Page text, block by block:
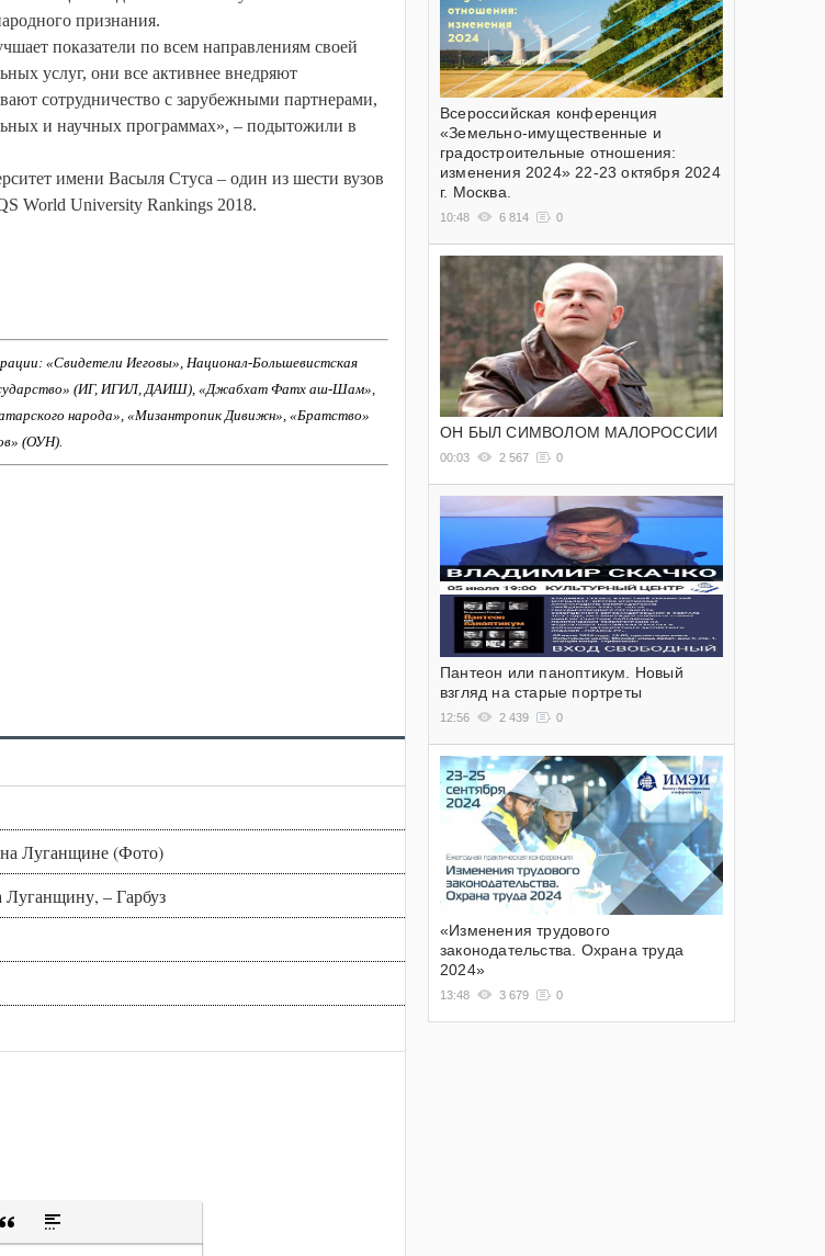
признания.
показатели по всем направлениям своей
услуг, они все активнее внедряют
сотрудничество с зарубежными партнерами,
и научных программах», – подытожили в
имени Васыля Стуса – один из шести вузов
World University Rankings 2018.
«Свидетели Иеговы», Национал-Большевистская
(ИГ, ИГИЛ, ДАИШ), «Джабхат Фатх аш-Шам»,
народа», «Мизантропик Дивижн», «Братство»
(ОУН).
на Луганщине (Фото)
Луганщину, – Гарбуз
ссылку
смайликскрытого текста
Вставка цитаты
Вставка спойлера
Всероссийская конференция
«Земельно-имущественные и
градостроительные отношения:
изменения 2024» 22-23 октября 2024
г. Москва.
10:48 6 814 0
ОН БЫЛ СИМВОЛОМ МАЛОРОССИИ
00:03 2 567 0
Пантеон или паноптикум. Новый
взгляд на старые портреты
12:56 2 439 0
«Изменения трудового
законодательства. Охрана труда
2024»
13:48 3 679 0